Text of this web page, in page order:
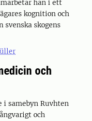
han i ett
kognition och
skogens
och
i samebyn Ruvhten
och